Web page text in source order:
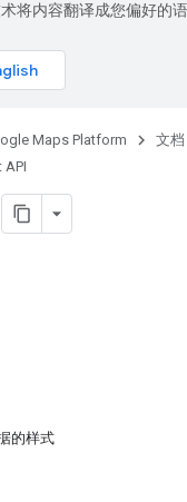
将内容翻译成您偏好的
Maps Platform 文档
的样式